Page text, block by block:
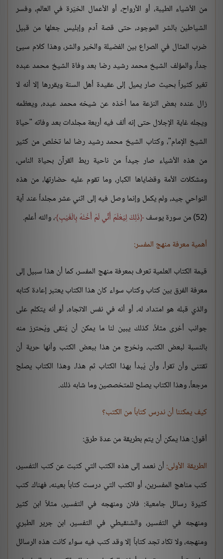
من الأشياء الطيبة، أو الأرواح، أو الأعمال الخيّرة في العالم، وفسر
الشياطين بالشر الموجود، حتى قصة آدم وإبليس جعلها من قبيل
ضرب المثال في الصراع بين الفضيلة والخير والشر، وهذا كلام سيئ
جداً، والمؤلف الشيخ محمد رشيد رضا بعد وفاة الشيخ محمد عبده
تغير كثيراً بحيث صار يميل إلى عقيدة أهل السنة ويقررها إلا أنه لا
زال عنده بعض النزعة مما أخذه عن شيخه محمد عبده، ويعظمه
ويجله غاية الإجلال حتى إنه ألف فيه أربعة مجلدات بعد وفاته "حياة
الشيخ الإمام"، وكتاب الشيخ محمد رشيد رضا لما تخلص من كثير
من هذه الأشياء صار جيداً من ناحية ربط القرآن بحياة الناس،
ومشكلات الأمة وقضاياها الكبار، وما تقوم عليه حضارتها، من هذه
النواحي جيد، ولم يكمل وإنما وصل فيه إلى اثني عشر مجلداً عند آية
(52) من سورة يوسف
ذَلِكَ لِيَعْلَمَ أَنِّي لَمْ أَخُنْهُ بِالْغَيْبِ ، والله أعلم.
أهمية معرفة منهج المفسر:
قيمة الكتاب العلمية تعرف بمعرفة منهج المفسر، كما أن هذا سبيل إلى
معرفة الفرق بين كتاب وكتاب سواء كان هذا الكتاب يعتبر إعادة كتابه
والذي قبله هو امتداد له، أو أنه في نفس الاتجاه، أو أنه يتكلم على
جوانب أخرى مثلاً، كذلك يبين لنا ما يمكن أن يُتقى ويُحترز منه
بالنسبة لبعض الكتب، ونخرج من هذا ببعض الكتب وأنها حرية أن
تقتنى وأن تقرأ، وأن يُبدأ بهذا الكتاب ثم هذا، وهذا الكتاب يصلح
مرجعاً، وهذا الكتاب يصلح للمتخصصين وما شابه ذلك.
كيف يمكننا أن ندرس كتاباً من الكتب؟
أقول: هذا يمكن أن يتم بطريقة من عدة طرق:
الطريقة الأولى: أن نعمد إلى هذه الكتب التي كتبت عن كتب التفسير،
كتب مناهج المفسرين، أو الكتب التي درست كتاباً بعينه، فهناك كتب
كثيرة رسائل جامعية: فلان ومنهجه في التفسير، مثلاً ابن كثير
ومنهجه في التفسير، والشنقيطي في التفسير، ابن جرير الطبري
ومنهجه، ولا تكاد تجد كتاباً إلا وقد كتب فيه سواء كانت هذه الرسائل